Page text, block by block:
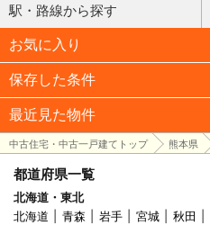
駅・路線から探す
お気に入り
保存した条件
最近見た物件
中古住宅・中古一戸建てトップ 熊本県
都道府県一覧
北海道・東北
北海道
青森 岩手 宮城 秋田